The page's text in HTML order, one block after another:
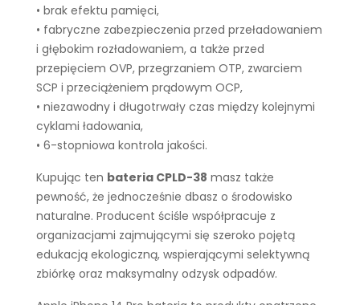
• brak efektu pamięci,
• fabryczne zabezpieczenia przed przeładowaniem
i głębokim rozładowaniem, a także przed
przepięciem OVP, przegrzaniem OTP, zwarciem
SCP i przeciążeniem prądowym OCP,
• niezawodny i długotrwały czas między kolejnymi
cyklami ładowania,
• 6-stopniowa kontrola jakości.
Kupując ten bateria CPLD-38 masz także
pewność, że jednocześnie dbasz o środowisko
naturalne. Producent ściśle współpracuje z
organizacjami zajmującymi się szeroko pojętą
edukacją ekologiczną, wspierającymi selektywną
zbiórkę oraz maksymalny odzysk odpadów.